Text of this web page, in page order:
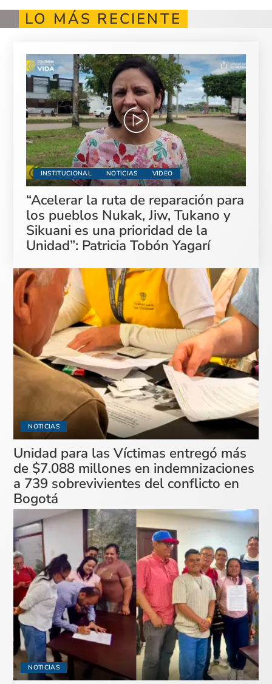
LO MÁS RECIENTE
INSTITUCIONAL NOTICIAS VIDEO
“Acelerar la ruta de reparación para
los pueblos Nukak, Jiw, Tukano y
Sikuani es una prioridad de la
Unidad”: Patricia Tobón Yagarí
NOTICIAS
Unidad para las Víctimas entregó más
de $7.088 millones en indemnizaciones
a 739 sobrevivientes del conflicto en
Bogotá
NOTICIAS